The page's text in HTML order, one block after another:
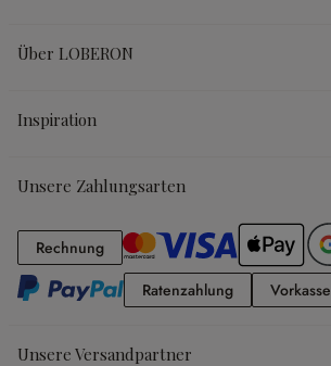
Über LOBERON
Inspiration
Unsere Zahlungsarten
RechnungRechnung
RatenzahlungRatenzahlung
Vorkasse
Unsere Versandpartner